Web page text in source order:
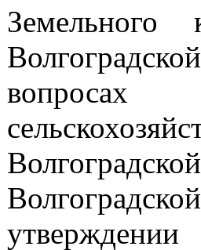
Земельного
вопросах